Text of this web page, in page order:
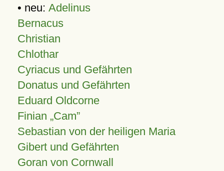
• neu: Adelinus
Bernacus
Christian
Chlothar
Cyriacus und Gefährten
Donatus und Gefährten
Eduard Oldcorne
Finian Cam
Sebastian von der heiligen Maria
Gibert und Gefährten
Goran von Cornwall